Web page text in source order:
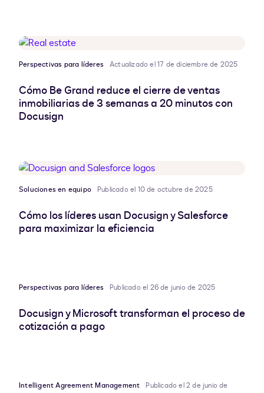
Perspectivas para líderes Actualizado el 17 de diciembre de 2025
Cómo Be Grand reduce el cierre de ventas
inmobiliarias de 3 semanas a 20 minutos con
Docusign
Soluciones en equipo Publicado el 10 de octubre de 2025
Cómo los líderes usan Docusign y Salesforce
para maximizar la eficiencia
Perspectivas para líderes Publicado el 26 de junio de 2025
Docusign y Microsoft transforman el proceso de
cotización a pago
Intelligent Agreement Management
Publicado el 2 de junio de